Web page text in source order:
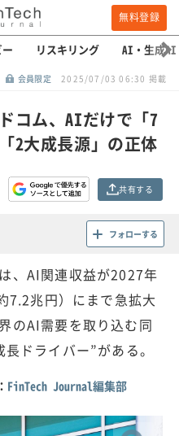
無料登録
リスキリング AI・生成AI
会員限定 2025/07/03 06:30 掲載
コム、AIだけで「7
2大成長源」の正体
共有する
フォローする
、AI関連収益が2027年
7.2兆円）にまで急拡大
のAI需要を取り込む同
ドライバー”がある。
FinTech Journal編集部